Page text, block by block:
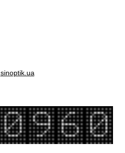
sinoptik.ua